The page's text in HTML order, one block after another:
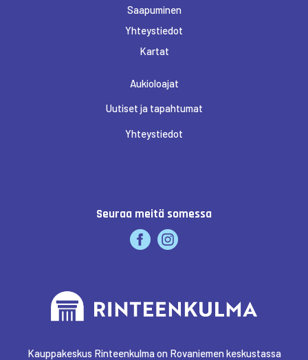
Aukioloajat
Uutiset ja tapahtumat
Yhteystiedot
Seuraa meitä somessa
Saapuminen
Yhteystiedot
Kartat
Kauppakeskus Rinteenkulma on Rovaniemen keskustassa